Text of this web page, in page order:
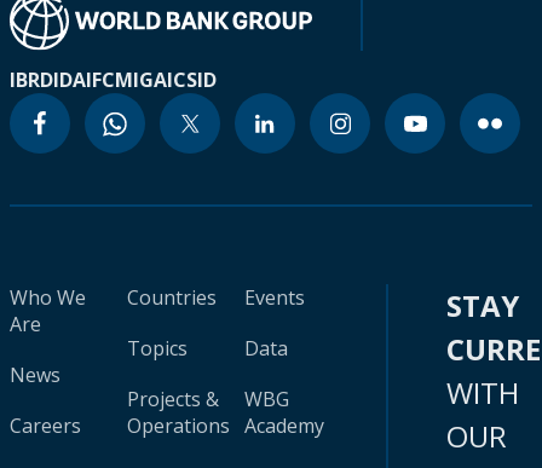
IBRDIDAIFCMIGAICSID
Who We
Are
News
Careers
Countries
Topics
Projects &
Operations
Events
Data
WBG
Academy
STAY
WITH
OUR